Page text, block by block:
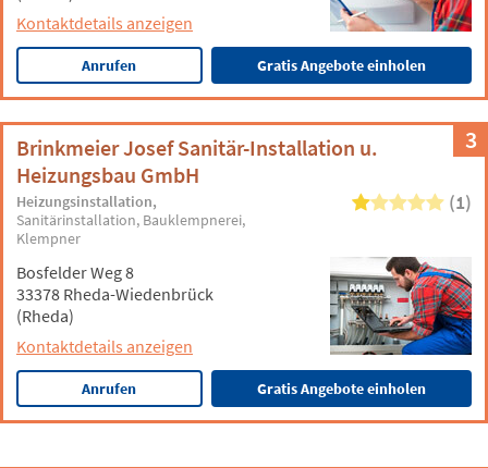
Kontaktdetails anzeigen
Anrufen Gratis Angebote einholen
3
Brinkmeier Josef Sanitär-Installation u.
Heizungsbau GmbH
Heizungsinstallation
Sanitärinstallation Bauklempnerei
Klempner
(1)
Bosfelder Weg 8
33378 Rheda-Wiedenbrück
(Rheda)
Kontaktdetails anzeigen
Anrufen Gratis Angebote einholen